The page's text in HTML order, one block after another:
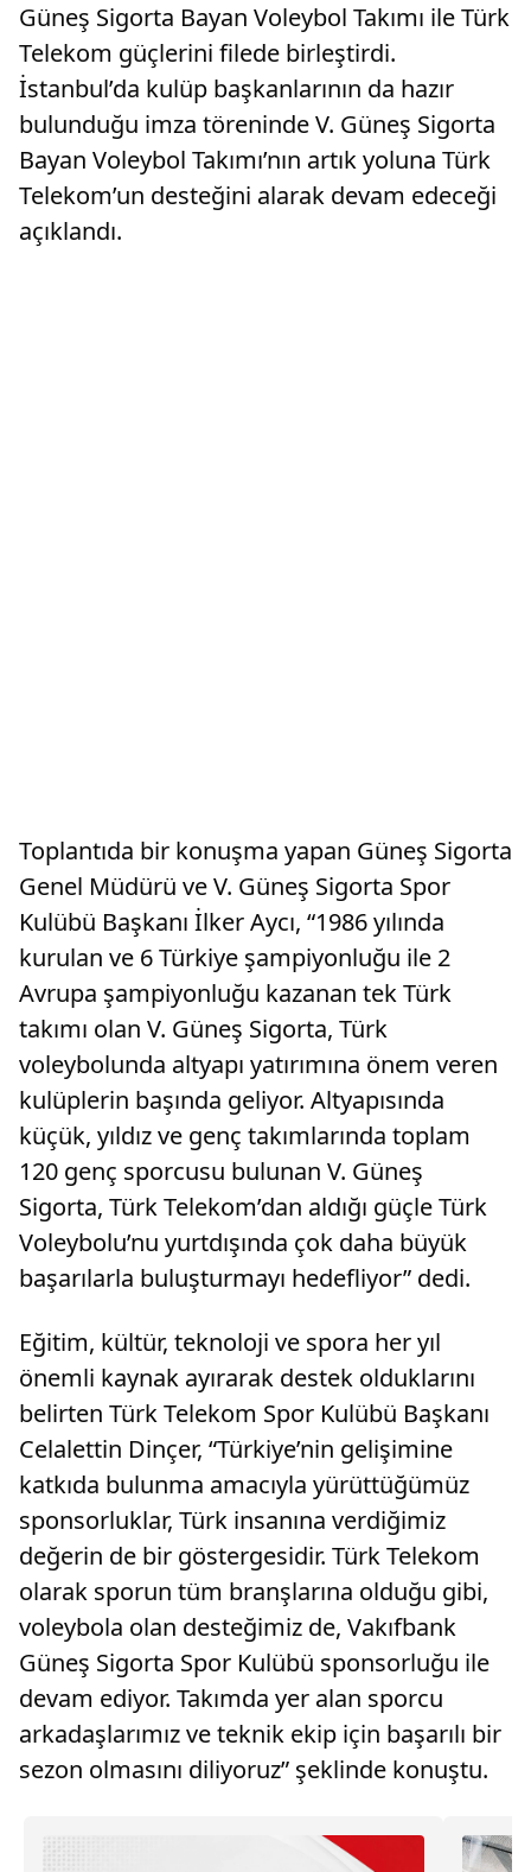
Güneş Sigorta Bayan Voleybol Takımı ile Türk
Telekom güçlerini filede birleştirdi.
İstanbul’da kulüp başkanlarının da hazır
bulunduğu imza töreninde V. Güneş Sigorta
Bayan Voleybol Takımı’nın artık yoluna Türk
Telekom’un desteğini alarak devam edeceği
açıklandı.
Toplantıda bir konuşma yapan Güneş Sigorta
Genel Müdürü ve V. Güneş Sigorta Spor
Kulübü Başkanı İlker Aycı, “1986 yılında
kurulan ve 6 Türkiye şampiyonluğu ile 2
Avrupa şampiyonluğu kazanan tek Türk
takımı olan V. Güneş Sigorta, Türk
voleybolunda altyapı yatırımına önem veren
kulüplerin başında geliyor. Altyapısında
küçük, yıldız ve genç takımlarında toplam
120 genç sporcusu bulunan V. Güneş
Sigorta, Türk Telekom’dan aldığı güçle Türk
Voleybolu’nu yurtdışında çok daha büyük
başarılarla buluşturmayı hedefliyor” dedi.
Eğitim, kültür, teknoloji ve spora her yıl
önemli kaynak ayırarak destek olduklarını
belirten Türk Telekom Spor Kulübü Başkanı
Celalettin Dinçer, “Türkiye’nin gelişimine
katkıda bulunma amacıyla yürüttüğümüz
sponsorluklar, Türk insanına verdiğimiz
değerin de bir göstergesidir. Türk Telekom
olarak sporun tüm branşlarına olduğu gibi,
voleybola olan desteğimiz de, Vakıfbank
Güneş Sigorta Spor Kulübü sponsorluğu ile
devam ediyor. Takımda yer alan sporcu
arkadaşlarımız ve teknik ekip için başarılı bir
sezon olmasını diliyoruz” şeklinde konuştu.